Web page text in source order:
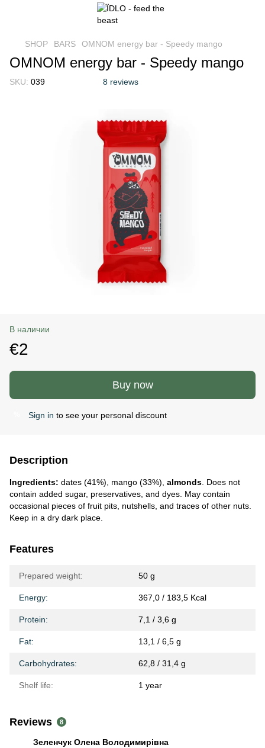
SHOP BARS OMNOM energy bar - Speedy mango
OMNOM energy bar - Speedy mango
SKU: 039 8 reviews
В наличии
€2
Buy now
Sign in to see your personal discount
Description
Ingredients: dates (41%), mango (33%), almonds . Does not
contain added sugar, preservatives, and dyes. May contain
occasional pieces of fruit pits, nutshells, and traces of other nuts.
Keep in a dry dark place.
Features
Prepared weight: 50 g
Energy: 367,0 / 183,5 Kcal
Protein: 7,1 / 3,6 g
Fat: 13,1 / 6,5 g
Carbohydrates: 62,8 / 31,4 g
Shelf life: 1 year
Reviews 8
Зеленчук Олена Володимирівна